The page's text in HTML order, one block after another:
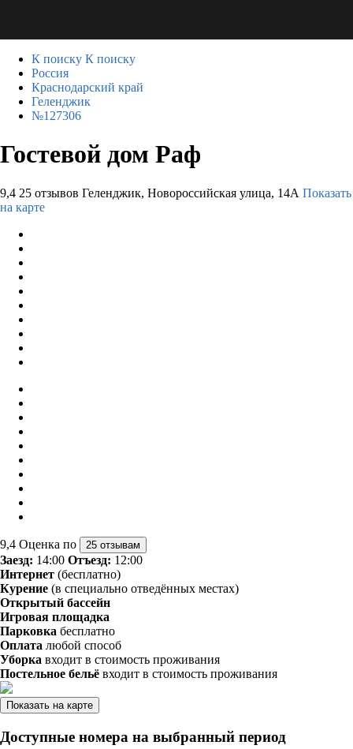
К поиску К поиску
Россия
Краснодарский край
Геленджик
№127306
Гостевой дом Раф
9,4 25 отзывов Геленджик, Новороссийская улица, 14А Показать
на карте
9,4 Оценка по 25 отзывам
Заезд: 14:00 Отъезд: 12:00
Интернет (бесплатно)
Курение (в специально отведённых местах)
Открытый бассейн
Игровая площадка
Парковка бесплатно
Оплата любой способ
Уборка входит в стоимость проживания
Постельное бельё входит в стоимость проживания
Показать на карте
Доступные номера на выбранный период